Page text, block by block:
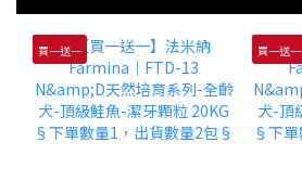
買一送一 買一送一